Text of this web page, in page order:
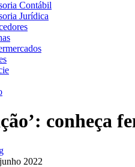
Contábil
Jurídica
conheça
2022